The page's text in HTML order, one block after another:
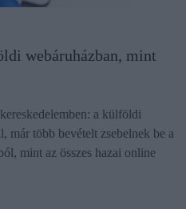
webáruházban, mint
a külföldi
már több bevételt zsebelnek be a
mint az összes hazai online